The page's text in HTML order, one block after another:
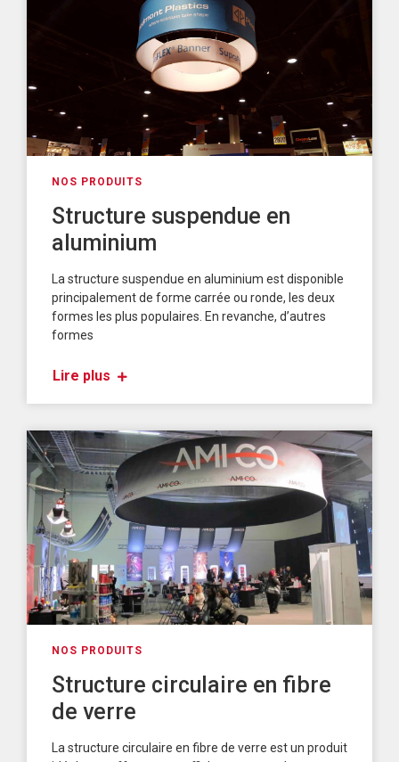
NOS PRODUITS
Structure suspendue en
aluminium
La structure suspendue en aluminium est disponible
principalement de forme carrée ou ronde, les deux
formes les plus populaires. En revanche, d’autres
formes
Lire plus
NOS PRODUITS
Structure circulaire en fibre
de verre
La structure circulaire en fibre de verre est un produit